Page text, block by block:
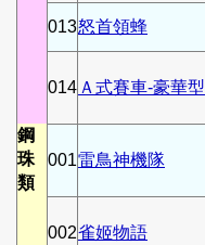
013怒首領蜂
014 Ａ式賽車-豪華型
鋼
珠
類
001雷鳥神機隊
002雀姬物語